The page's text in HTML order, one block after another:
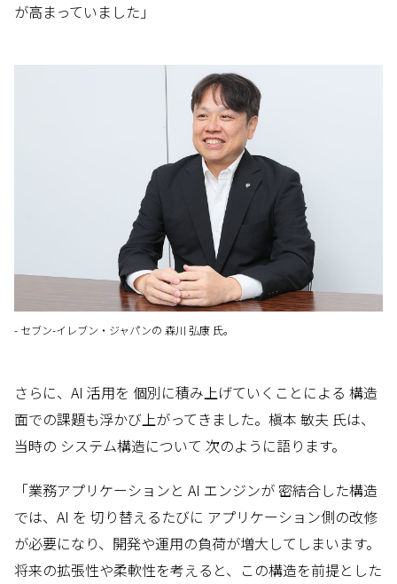
が高まっていました」
- セブン-イレブン・ジャパンの 森川 弘康 氏。
さらに、AI 活用を 個別に積み上げていくことによる 構造
面での課題も浮かび上がってきました。槇本 敏夫 氏は、
当時の システム構造について 次のように語ります。
「業務アプリケーションと AI エンジンが 密結合した構造
では、AI を 切り替えるたびに アプリケーション側の改修
が必要になり、開発や運用の負荷が増大してしまいます。
将来の拡張性や柔軟性を考えると、この構造を前提とした